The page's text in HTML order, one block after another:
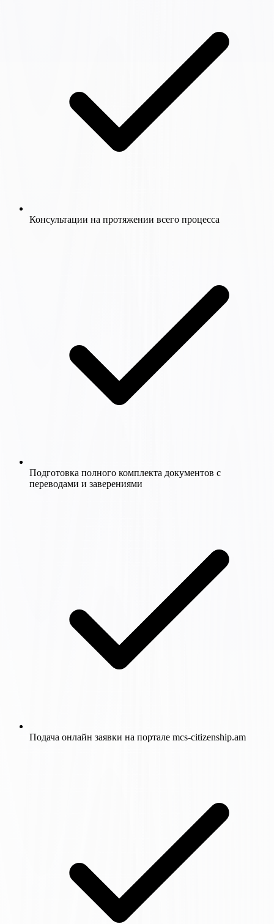
Консультации на протяжении всего процесса
Подготовка полного комплекта документов с
переводами и заверениями
Подача онлайн заявки на портале mcs-citizenship.am